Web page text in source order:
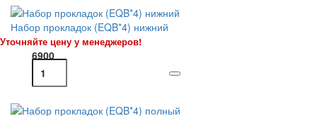
Набор прокладок (EQB*4) нижний
Уточняйте цену у менеджеров!
6900